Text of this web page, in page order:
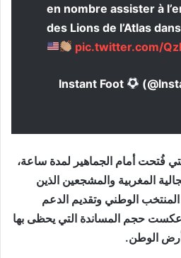
en nombre assister à
des Lions de l’Atlas
pic.twitter.com/
فُتحت أمام الجماهير لمدة ساعة،
المغربية والمشجعين الذين
الوطني وتقديم الدعم
عكست حجم المساندة التي يحظى بها
الوطن.